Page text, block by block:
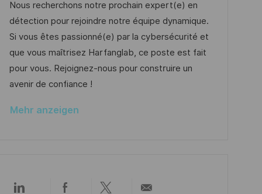
l
i
c
h
u
n
g
d
e
r
V
e
ö
t
D
g
o
r
i
e
Nous recherchons notre prochain expert(e) en
détection pour rejoindre notre équipe dynamique.
Si vous êtes passionné(e) par la cybersécurité et
que vous maîtrisez Harfanglab, ce poste est fait
pour vous. Rejoignez-nous pour construire un
avenir de confiance !
Mehr anzeigen